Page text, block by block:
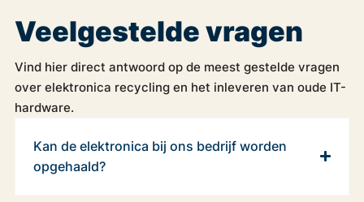
Veelgestelde vragen
Vind hier direct antwoord op de meest gestelde vragen
over elektronica recycling en het inleveren van oude IT-
hardware.
Kan de elektronica bij ons bedrijf worden
opgehaald?